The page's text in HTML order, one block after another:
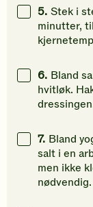
5. Stek i
minutter,
6. Bland
hvitløk.
7. Bland
salt i en
men ikke
nødvendig.